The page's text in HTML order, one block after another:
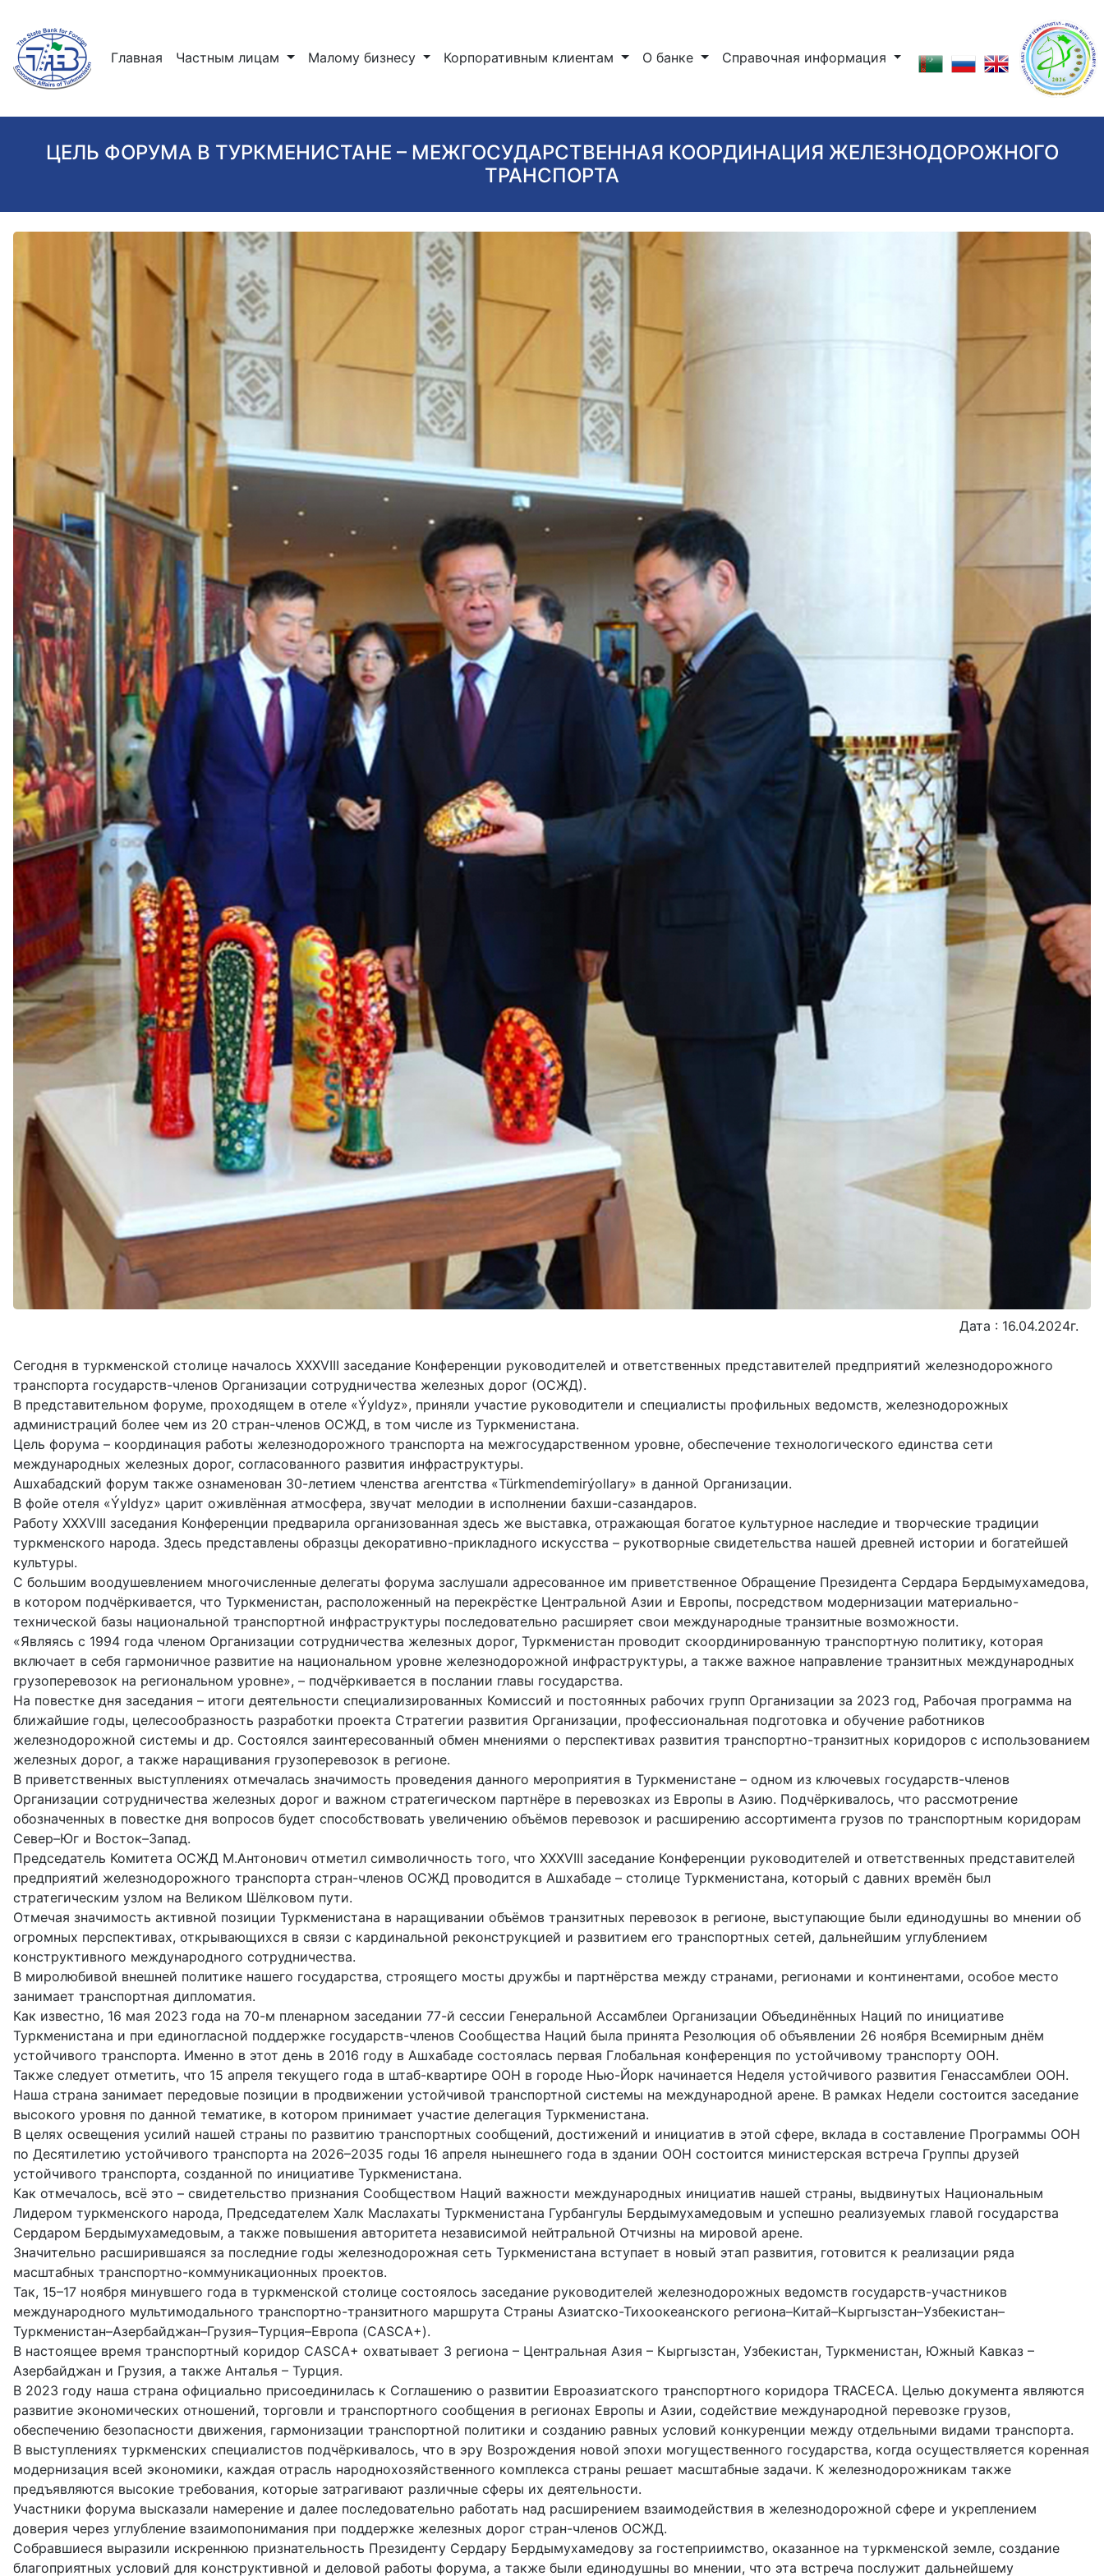
Главная (current)
Частным лицам Малому бизнесу Корпоративным клиентам О банке Справочная информация
ЦЕЛЬ ФОРУМА В ТУРКМЕНИСТАНЕ – МЕЖГОСУДАРСТВЕННАЯ КООРДИНАЦИЯ ЖЕЛЕЗНОДОРОЖНОГО
ТРАНСПОРТА
Дата : 16.04.2024г.
Сегодня в туркменской столице началось XXXVIII заседание Конференции руководителей и ответственных представителей предприятий железнодорожного
транспорта государств-членов Организации сотрудничества железных дорог (ОСЖД).
В представительном форуме, проходящем в отеле «Ýyldyz», приняли участие руководители и специалисты профильных ведомств, железнодорожных
администраций более чем из 20 стран-членов ОСЖД, в том числе из Туркменистана.
Цель форума – координация работы железнодорожного транспорта на межгосударственном уровне, обес­печение технологического единства сети
международных железных дорог, согласованного развития инфраструктуры.
Ашхабадский форум также ознаменован 30-летием членства агентства «Türkmendemirýollary» в данной Организации.
В фойе отеля «Ýyldyz» царит оживлённая атмосфера, звучат мелодии в исполнении бахши-сазандаров.
Работу XXXVIII заседания Конференции предварила организованная здесь же выставка, отражающая богатое культурное наследие и творческие традиции
туркменского народа. Здесь представлены образцы декоративно-прикладного искусства – ­рукотворные свидетельства нашей древней истории и богатейшей
культуры.
С большим воодушевлением многочисленные делегаты форума заслушали адресованное им приветственное Обращение Президента Сердара Бердымухамедова,
в котором подчёркивается, что Туркменистан, расположенный на перекрёстке Центральной Азии и Европы, посредством модернизации материально-
технической базы национальной транспортной инфраструктуры последовательно расширяет свои международные транзитные возможности.
«Являясь с 1994 года членом Организации сотрудничества железных дорог, Туркменистан проводит скоординированную транспортную политику, которая
включает в себя гармоничное развитие на национальном уровне железнодорожной инфраструктуры, а также важное направление транзитных международных
грузоперевозок на региональном уровне», – подчёркивается в послании главы государства.
На повестке дня заседания – итоги деятельности специа­лизированных Комиссий и постоянных рабочих групп Организации за 2023 год, Рабочая программа на
ближайшие годы, целесообразность разработки проекта Стратегии развития Организации, профессиональная подготовка и обучение работников
железнодорожной системы и др. Состоялся заинтересованный обмен мнениями о перспективах развития транспорт­но-транзитных коридоров с использованием
железных дорог, а также наращивания грузоперевозок в регионе.
В приветственных выступлениях отмечалась значимость проведения данного мероприя­тия в Туркменистане – одном из ключевых государств-членов
Организации сотрудничества железных дорог и важном стратегическом парт­нёре в перевозках из Европы в Азию. Подчёркивалось, что рассмотрение
обозначенных в повестке дня вопросов будет способствовать увеличению объёмов перевозок и расширению ассортимента грузов по транспортным коридорам
Север–Юг и Восток–Запад.
Председатель Комитета ОСЖД М.Антонович отметил символичность того, что XXXVIII заседание Конференции руководителей и ответственных представителей
предприятий железнодорожного транспорта стран-членов ОСЖД проводится в Ашхабаде – столице Туркменистана, который с давних времён был
стратегическим узлом на Великом Шёлковом пути.
Отмечая значимость активной позиции Туркменистана в наращивании объёмов транзитных перевозок в регионе, выступающие были единодушны во мнении об
огромных перспективах, открывающихся в связи с кардинальной реконструкцией и развитием его транспортных сетей, дальнейшим углублением
конструктивного международного сотрудничества.
В миролюбивой внешней политике нашего государства, строящего мосты дружбы и партнёрства между странами, регионами и континентами, особое место
занимает транспортная дипломатия.
Как известно, 16 мая 2023 года на 70-м пленарном заседании 77-й сессии Генеральной Ассамблеи Организации Объединённых Наций по инициативе
Туркменистана и при единогласной поддержке государств-членов Сообщества Наций была принята Резолюция об объявлении 26 ноября Всемирным днём
устойчивого транспорта. Именно в этот день в 2016 году в Ашхабаде состоялась первая Глобальная конференция по устойчивому транспорту ООН.
Также следует отметить, что 15 апреля текущего года в штаб-квартире ООН в городе Нью-Йорк начинается Неделя устойчивого развития Генассамблеи ООН.
Наша страна занимает передовые позиции в продвижении устойчивой транспортной системы на международной арене. В рамках Недели состоится заседание
высокого уровня по данной тематике, в котором принимает участие делегация Туркменистана.
В целях освещения усилий нашей страны по развитию транспортных сообщений, достижений и инициатив в этой сфере, вклада в составление Программы ООН
по Десятилетию устойчивого транспорта на 2026–2035 годы 16 апреля нынешнего года в здании ООН состоится министерская встреча Группы друзей
устойчивого транспорта, созданной по инициативе Туркменистана.
Как отмечалось, всё это – свидетельство признания Сообществом Наций важности международных инициатив нашей страны, выдвинутых Нацио­нальным
Лидером туркменского народа, Председателем Халк Маслахаты Туркменистана Гурбангулы Бердымухамедовым и успешно реализуемых главой государства
Сердаром Бердымухамедовым, а также повышения авторитета независимой нейтральной Отчизны на мировой арене.
Значительно расширившаяся за последние годы железнодорожная сеть Туркменистана вступает в новый этап развития, готовится к реализации ряда
масштабных транспортно-коммуникационных проектов.
Так, 15–17 ноября минувшего года в туркменской столице состоялось заседание руководителей железнодорожных ведомств государств-участников
международного мультимодального транспортно-транзитного маршрута Страны Азиатско-Тихоокеанского региона–Китай–Кыргызстан–Узбекистан–
Туркменистан–Азербайджан–Грузия–Турция–Европа (CASCA+).
В настоящее время транспортный коридор CASCA+ охватывает 3 региона – Цент­ральная Азия – Кыргызстан, Узбекистан, Туркменистан, Южный Кавказ –
Азербайджан и Грузия, а также Анталья – Турция.
В 2023 году наша страна официально присоединилась к Соглашению о развитии Евроазиатского транспортного коридора TRACECA. Целью документа являются
развитие экономических отношений, торговли и транспортного сообщения в регионах Европы и Азии, содействие международной перевозке грузов,
обеспечению безопасности движения, гармонизации транспортной политики и созданию равных условий конкуренции между отдельными видами транспорта.
В выступлениях туркменских специалистов подчёркивалось, что в эру Возрождения новой эпохи могущественного государства, когда осуществ­ляется коренная
модернизация всей экономики, каждая отрасль народнохозяйственного комплекса страны решает масштабные задачи. К железнодорожникам также
предъявляются высокие требования, которые затрагивают различные сферы их деятельности.
Участники форума высказали намерение и далее последовательно работать над расширением взаимодействия в железнодорожной сфере и укреплением
доверия через углубление взаимопонимания при поддержке железных дорог стран-членов ОСЖД.
Собравшиеся выразили искреннюю признательность Президенту Сердару Бердымухамедову за гостеприимство, оказанное на туркменской земле, создание
благоприятных условий для конструктивной и деловой работы форума, а также были единодушны во мнении, что эта встреча послужит дальнейшему